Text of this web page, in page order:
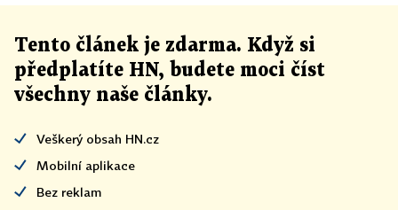
Tento článek je zdarma. Když si
předplatíte HN, budete moci číst
všechny naše články.
Veškerý obsah HN.cz
Mobilní aplikace
Bez reklam